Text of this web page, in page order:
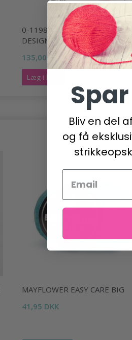
0-1198 SANTA'S BUDDY BY
DESIGN
135,00 DKK
Læg i kurv
MAYFLOWER EASY CARE BIG
41,95 DKK
Bliv en del
og få